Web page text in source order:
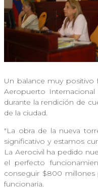
Un balance muy
Aeropuerto Internacional
durante la rendición de
de la ciudad.
"La obra de la nueva
significativo y estamos
La Aerocivil ha pedido
el perfecto
conseguir $800 millones
funcionaria.